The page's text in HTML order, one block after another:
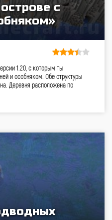
с
1.20, с которым ты
и особняком. Обе структуры
Деревня расположена по